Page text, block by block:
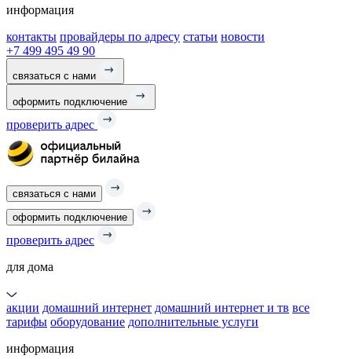
информация
контакты провайдеры по адресу статьи новости
+7 499 495 49 90
связаться с нами
оформить подключение
проверить адрес
связаться с нами
оформить подключение
проверить адрес
для дома
акции домашний интернет домашний интернет и тв все
тарифы оборудование дополнительные услуги
информация